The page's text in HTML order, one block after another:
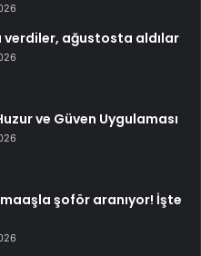
verdiler, ağustosta aldılar
ve Güven Uygulaması
şoför aranıyor! İşte